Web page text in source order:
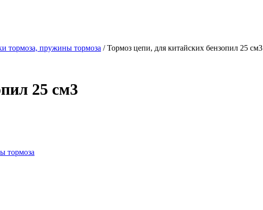
тормоза, пружины тормоза / Тормоз цепи, для китайских бензопил 25 см3
25 см3
тормоза